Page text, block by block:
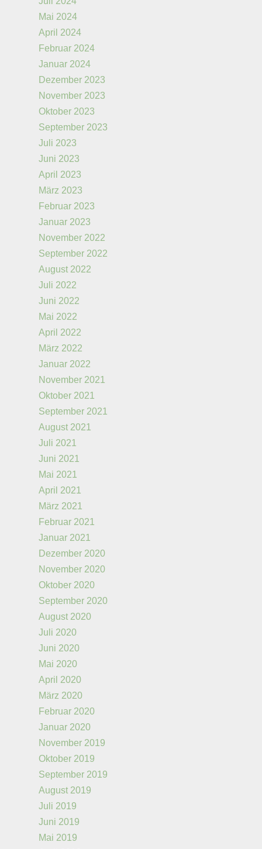
Mai 2024
April 2024
Februar 2024
Januar 2024
Dezember 2023
November 2023
Oktober 2023
September 2023
Juli 2023
Juni 2023
April 2023
März 2023
Februar 2023
Januar 2023
November 2022
September 2022
August 2022
Juli 2022
Juni 2022
Mai 2022
April 2022
März 2022
Januar 2022
November 2021
Oktober 2021
September 2021
August 2021
Juli 2021
Juni 2021
Mai 2021
April 2021
März 2021
Februar 2021
Januar 2021
Dezember 2020
November 2020
Oktober 2020
September 2020
August 2020
Juli 2020
Juni 2020
Mai 2020
April 2020
März 2020
Februar 2020
Januar 2020
November 2019
Oktober 2019
September 2019
August 2019
Juli 2019
Juni 2019
Mai 2019